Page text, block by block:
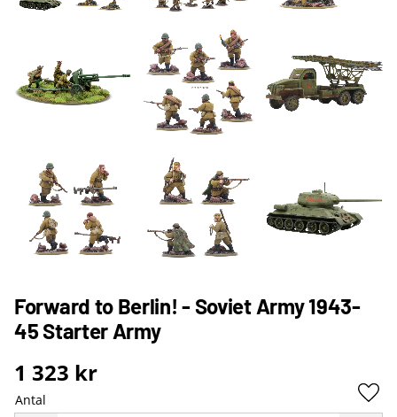
Forward to Berlin! - Soviet Army 1943-
45 Starter Army
1 323 kr
Antal